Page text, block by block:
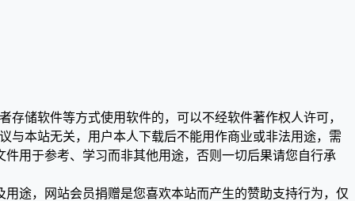
储软件等方式使用软件的，可以不经软件著作权人许可，
与本站无关，用户本人下载后不能用作商业或非法用途，需
用于参考、学习而非其他用途，否则一切后果请您自行承
途，网站会员捐赠是您喜欢本站而产生的赞助支持行为，仅